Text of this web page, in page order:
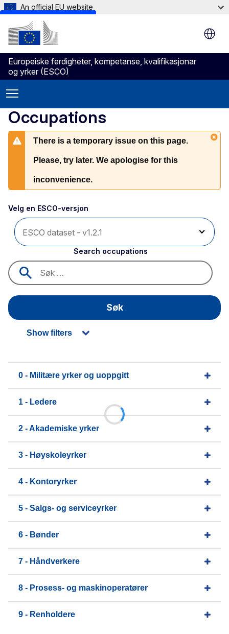
Skip to main content
An official EU website
Europeiske ferdigheter, kompetanse, kvalifikasjonar
og yrker (ESCO)
Occupations
There is a temporary issue on this page.
Please, try later. We apologise for this
inconvenience.
Velg en ESCO-versjon
Search occupations
Søk
Show filters
0 - Militære yrker og uoppgitt
1 - Ledere
2 - Akademiske yrker
3 - Høyskoleyrker
4 - Kontoryrker
5 - Salgs- og serviceyrker
6 - Bønder
7 - Håndverkere
8 - Prosess- og maskinoperatører
9 - Renholdere